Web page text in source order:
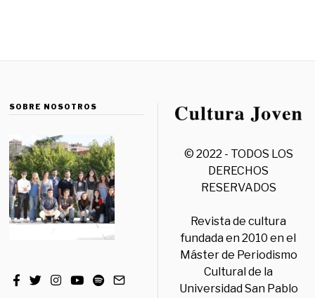
SOBRE NOSOTROS
© 2022 - TODOS LOS
DERECHOS
RESERVADOS
Revista de cultura
fundada en 2010 en el
Máster de Periodismo
Cultural de la
Universidad San Pablo